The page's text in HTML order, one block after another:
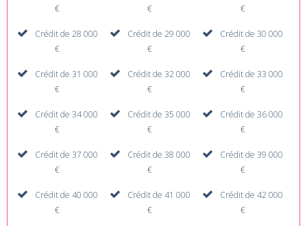
€
€
€
Crédit de 28 000
€
Crédit de 29 000
€
Crédit de 30 000
€
Crédit de 31 000
€
Crédit de 32 000
€
Crédit de 33 000
€
Crédit de 34 000
€
Crédit de 35 000
€
Crédit de 36 000
€
Crédit de 37 000
€
Crédit de 38 000
€
Crédit de 39 000
€
Crédit de 40 000
€
Crédit de 41 000
€
Crédit de 42 000
€